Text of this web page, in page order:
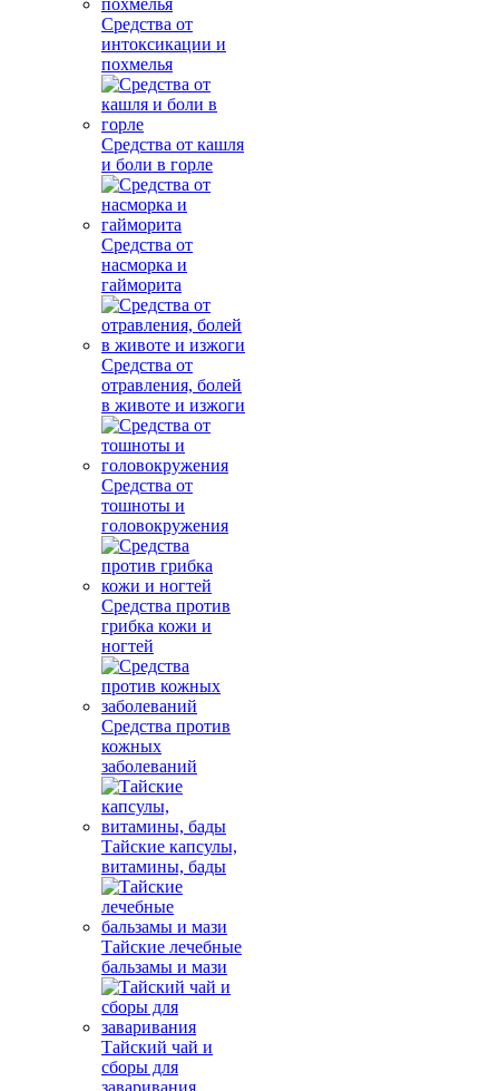
Средства от
интоксикации и
похмелья
Средства от кашля
и боли в горле
Средства от
насморка и
гайморита
Средства от
отравления, болей
в животе и изжоги
Средства от
тошноты и
головокружения
Средства против
грибка кожи и
ногтей
Средства против
кожных
заболеваний
Тайские капсулы,
витамины, бады
Тайские лечебные
бальзамы и мази
Тайский чай и
сборы для
заваривания